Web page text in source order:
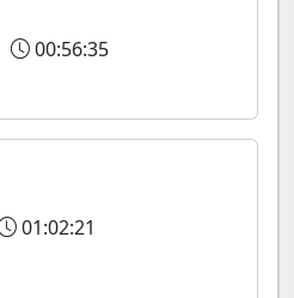
00:56:35
01:02:21